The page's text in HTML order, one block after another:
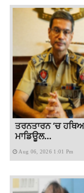
ਤਰਨਤਾਰਨ ‘ਚ
ਮਾਡਿਊਲ...
Aug 06, 2026 1:01 Pm